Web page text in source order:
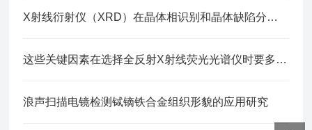
X射线衍射仪（XRD）在晶体相识别和晶体缺陷分析中的应用
这些关键因素在选择全反射X射线荧光光谱仪时要多加考虑
浪声扫描电镜检测铽镝铁合金组织形貌的应用研究